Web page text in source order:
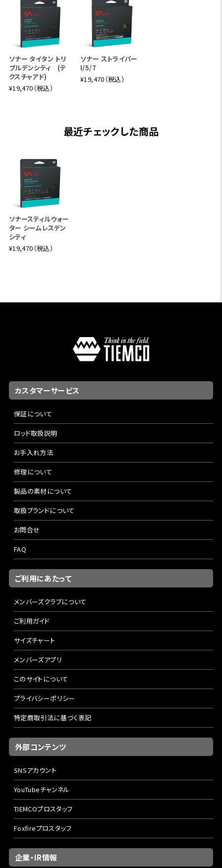
ソナー タイタン トリ
プルデンシティ (テ
クスチャアド)
¥19,470（税込）
ソナー ストライパー
I/5/7
¥19,470（税込）
最近チェックした商品
ソナースティルウォー
ター シームレスデン
シティ
¥19,470（税込）
カスタマーサービス
保証について
ロッド取扱説明
お手入れ方法
修理について
製品の素材について
取扱ブランドについて
お問合せ
FAQ
ご利用にあたって
メンバーズクラブについて
ご利用ガイド
サイズチャート
メンバーズアプリ
このサイトについて
プライバシーポリシー
特定商取引法に基づく表記
外部コンテンツ
SNSアカウント
YouTubeチャンネル
TIEMCOプロスタッフ
Foxfireプロスタッフ
企業・IR情報